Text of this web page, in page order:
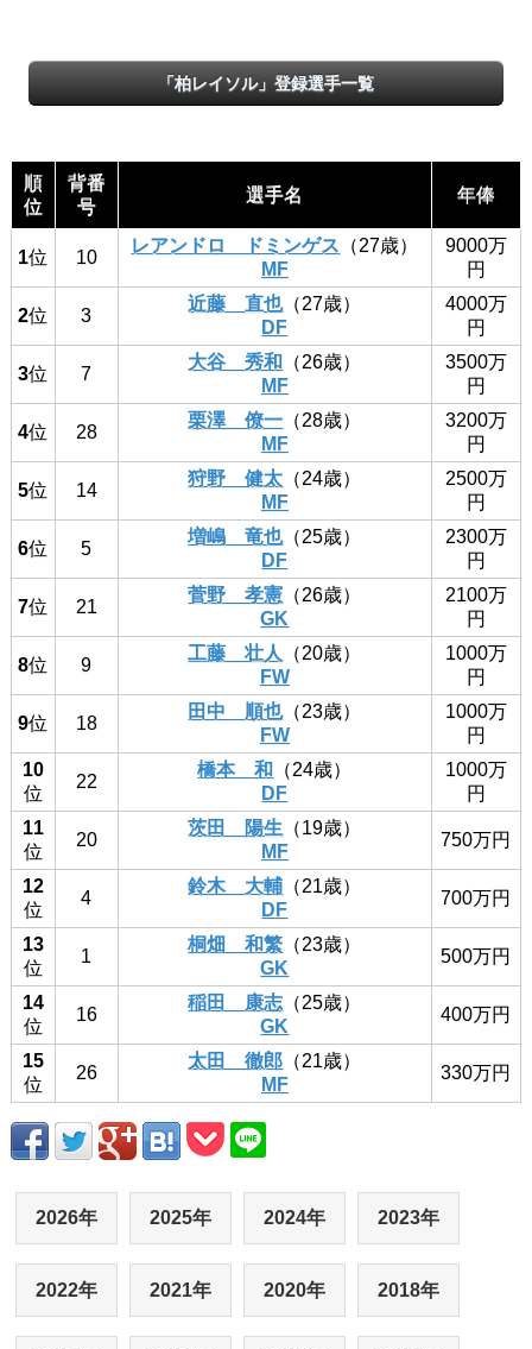
「柏レイソル」登録選手一覧
順
位
背番
号
選手名 年俸
1位 10
レアンドロ ドミンゲス （27歳）
MF
9000万
円
2位 3
近藤 直也（27歳）
DF
4000万
円
3位 7
大谷 秀和
（26歳）
MF
3500万
円
4位 28
栗澤 僚一 （28歳）
MF
3200万
円
5位 14
狩野 健太 （24歳）
MF
2500万
円
6位 5
増嶋 竜也（25歳）
DF
2300万
円
7位 21
菅野 孝憲 （26歳）
GK
2100万
円
8位 9
工藤 壮人
（20歳）
FW
1000万
円
9位 18
田中 順也（23歳）
FW
1000万
円
10
位
22
橋本 和
（24歳）
DF
1000万
円
11
位
20
茨田 陽生 （19歳）
MF
750万円
12
位
4
鈴木 大輔 （21歳）
DF
700万円
13
位
1
桐畑 和繁 （23歳）
GK
500万円
14
位
16
稲田 康志 （25歳）
GK
400万円
15
位
26
太田 徹郎 （21歳）
MF
330万円
2026年 2025年 2024年 2023年
2022年 2021年 2020年 2018年